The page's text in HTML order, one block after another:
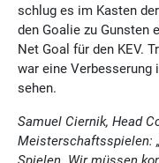
schlug es im Kasten
den Goalie zu Gunsten
Net Goal für den KEV.
war eine Verbesserung
sehen.
Samuel Ciernik, Head
Meisterschaftsspielen: